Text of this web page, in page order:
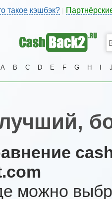
такое кэшбэк?
A B C D E F G H
можно